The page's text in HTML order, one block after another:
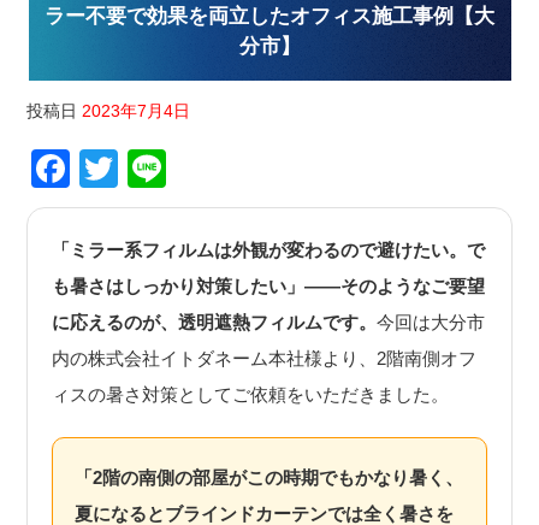
ラー不要で効果を両立したオフィス施工事例【大
分市】
投稿日 2023年7月4日
Facebook
Twitter
「ミラー系フィルムは外観が変わるので避けたい。で
も暑さはしっかり対策したい」——そのようなご要望
に応えるのが、透明遮熱フィルムです。今回は大分市
内の株式会社イトダネーム本社様より、2階南側オフ
ィスの暑さ対策としてご依頼をいただきました。
「2階の南側の部屋がこの時期でもかなり暑く、
夏になるとブラインドカーテンでは全く暑さを